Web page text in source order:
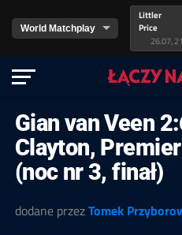
Littler
Price
26.07,
Gian van Veen
Clayton,
(noc nr 3, finał)
dodane przezTomek